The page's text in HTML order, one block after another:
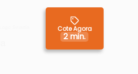
Cote Agora
2 min.